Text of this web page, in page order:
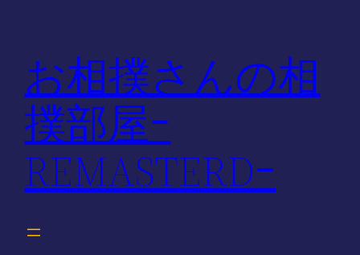
お相撲さんの相
撲部屋ｰ
REMASTERDｰ